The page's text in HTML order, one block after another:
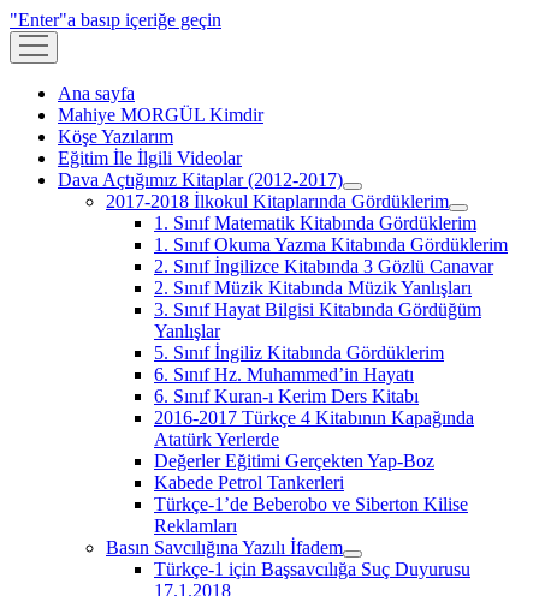
"Enter"a basıp içeriğe geçin
menüyü
aç
Ana sayfa
Mahiye MORGÜL Kimdir
Köşe Yazılarım
Eğitim İle İlgili Videolar
Dava Açtığımız Kitaplar (2012-2017)
menüyü
aç
2017-2018 İlkokul Kitaplarında Gördüklerim
menüyü
aç
1. Sınıf Matematik Kitabında Gördüklerim
1. Sınıf Okuma Yazma Kitabında Gördüklerim
2. Sınıf İngilizce Kitabında 3 Gözlü Canavar
2. Sınıf Müzik Kitabında Müzik Yanlışları
3. Sınıf Hayat Bilgisi Kitabında Gördüğüm
Yanlışlar
5. Sınıf İngiliz Kitabında Gördüklerim
6. Sınıf Hz. Muhammed’in Hayatı
6. Sınıf Kuran-ı Kerim Ders Kitabı
2016-2017 Türkçe 4 Kitabının Kapağında
Atatürk Yerlerde
Değerler Eğitimi Gerçekten Yap-Boz
Kabede Petrol Tankerleri
Türkçe-1’de Beberobo ve Siberton Kilise
Reklamları
Basın Savcılığına Yazılı İfadem
menüyü
aç
Türkçe-1 için Başsavcılığa Suç Duyurusu
17.1.2018